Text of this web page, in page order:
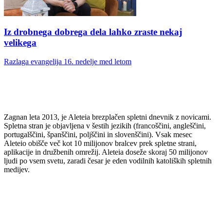
Iz drobnega dobrega dela lahko zraste nekaj
velikega
Razlaga evangelija 16. nedelje med letom
Zagnan leta 2013, je Aleteia brezplačen spletni dnevnik z novicami.
Spletna stran je objavljena v šestih jezikih (francoščini, angleščini,
portugalščini, španščini, poljščini in slovenščini). Vsak mesec
Aleteio obišče več kot 10 milijonov bralcev prek spletne strani,
aplikacije in družbenih omrežij. Aleteia doseže skoraj 50 milijonov
ljudi po vsem svetu, zaradi česar je eden vodilnih katoliških spletnih
medijev.